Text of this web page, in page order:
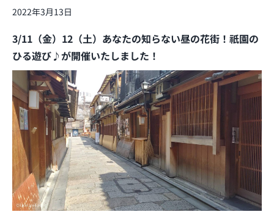
2022年3月13日
3/11（金）12（土）あなたの知らない昼の花街！祇園の
ひる遊び♪が開催いたしました！